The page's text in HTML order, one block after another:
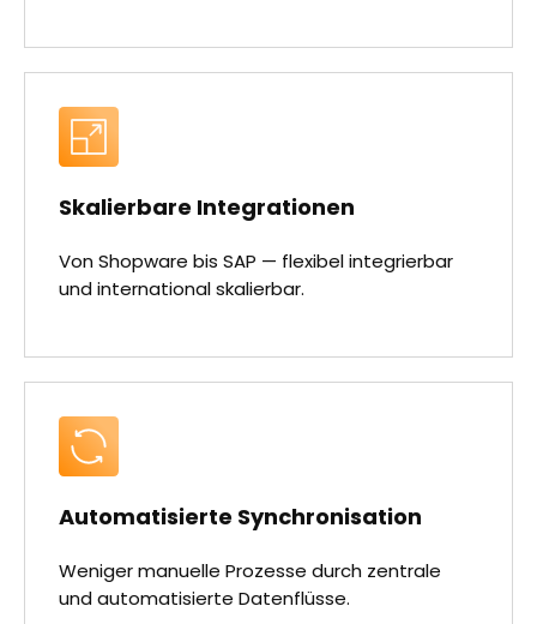
Skalierbare Integrationen
Von Shopware bis SAP — flexibel integrierbar
und international skalierbar.
Automatisierte Synchronisation
Weniger manuelle Prozesse durch zentrale
und automatisierte Datenflüsse.